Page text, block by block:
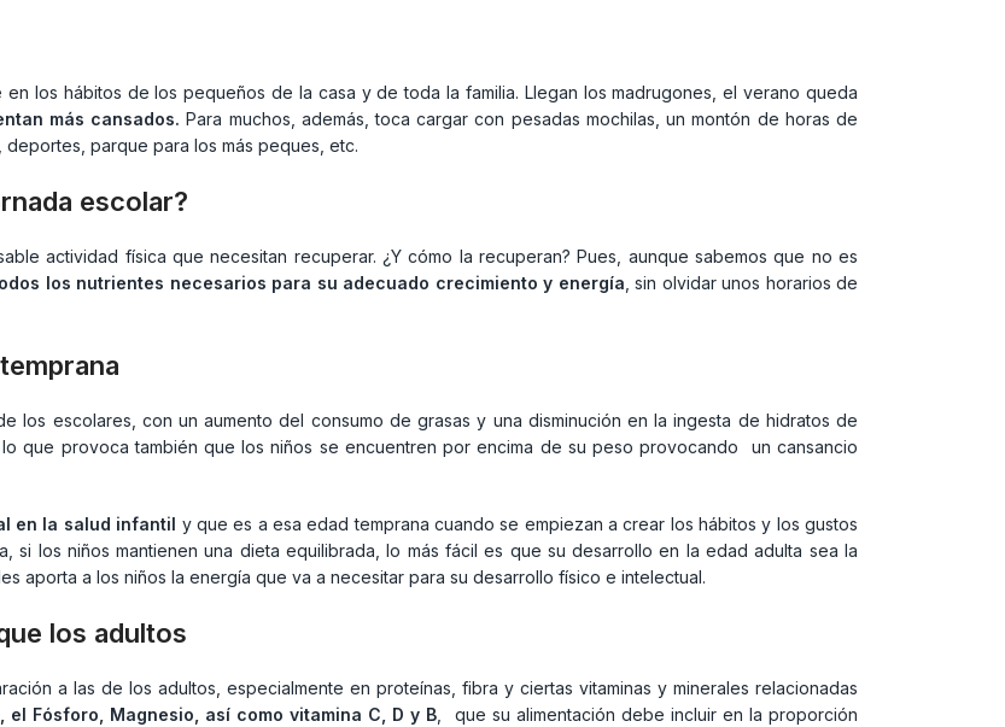
los hábitos de los pequeños de la casa y de toda la familia. Llegan los madrugones, el verano queda
más cansados. Para muchos, además, toca cargar con pesadas mochilas, un montón de horas de
parque para los más peques, etc.
escolar?
actividad física que necesitan recuperar. ¿Y cómo la recuperan? Pues, aunque sabemos que no es
los nutrientes necesarios para su adecuado crecimiento y energía , sin olvidar unos horarios de
los escolares, con un aumento del consumo de grasas y una disminución en la ingesta de hidratos de
que provoca también que los niños se encuentren por encima de su peso provocando un cansancio
en la salud infantil y que es a esa edad temprana cuando se empiezan a crear los hábitos y los gustos
los niños mantienen una dieta equilibrada, lo más fácil es que su desarrollo en la edad adulta sea la
aporta a los niños la energía que va a necesitar para su desarrollo físico e intelectual.
los adultos
a las de los adultos, especialmente en proteínas, fibra y ciertas vitaminas y minerales relacionadas
el Fósforo, Magnesio, así como vitamina C, D y B , que su alimentación debe incluir en la proporción